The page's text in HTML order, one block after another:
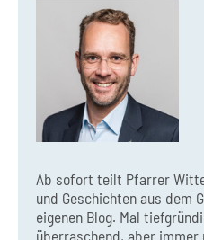
Ab sofort teilt Pfarrer
und Geschichten aus dem
eigenen Blog. Mal
überraschend, aber immer